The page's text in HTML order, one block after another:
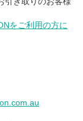
をご利用の方に